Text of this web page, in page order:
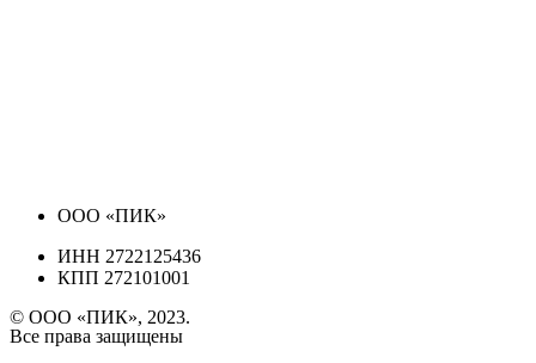
ООО «ПИК»
ИНН 2722125436
КПП 272101001
© ООО «ПИК», 2023.
Все права защищены